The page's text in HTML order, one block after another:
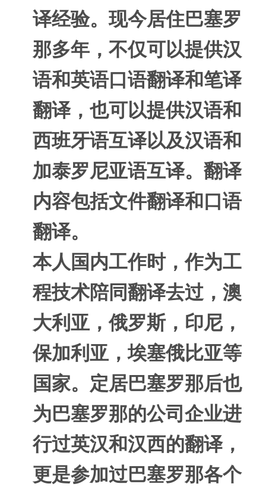
译经验。现今居住巴塞罗
那多年，不仅可以提供汉
语和英语口语翻译和笔译
翻译，也可以提供汉语和
西班牙语互译以及汉语和
加泰罗尼亚语互译。翻译
内容包括文件翻译和口语
翻译。
本人国内工作时，作为工
程技术陪同翻译去过，澳
大利亚，俄罗斯，印尼，
保加利亚，埃塞俄比亚等
国家。定居巴塞罗那后也
为巴塞罗那的公司企业进
行过英汉和汉西的翻译，
更是参加过巴塞罗那各个